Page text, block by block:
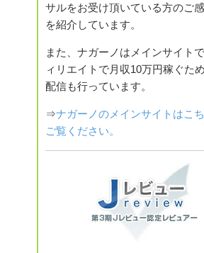
サルをお受け頂いている方のご
を紹介しています。
また、ナガーノはメインサイト
ィリエイトで月収10万円稼ぐた
配信も行っています。
⇒ナガーノのメインサイトはこ
ご覧ください。